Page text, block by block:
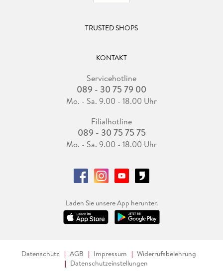
TRUSTED SHOPS
KONTAKT
Servicehotline
089 - 30 75 79 00
Mo. - Sa. 9.00 - 18.00 Uhr
Filialhotline
089 - 30 75 75 75
Mo. - Sa. 9.00 - 18.00 Uhr
Laden Sie unsere App herunter.
Datenschutz AGB Impressum
Widerrufsbelehrung
Datenschutzeinstellungen